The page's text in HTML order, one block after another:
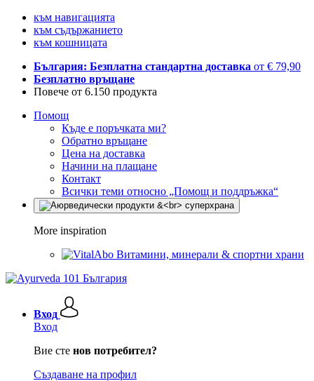
към навигацията
към съдържанието
към кошницата
България: Безплатна стандартна доставка от € 79,90
Безплатно връщане
Повече от 6.150 продукта
Помощ
Къде е поръчката ми?
Обратно връщане
Цена на доставка
Начини на плащане
Контакт
Всички теми относно „Помощ и поддръжка“
More inspiration
Витамини, минерали & спортни храни
Вход
Вход
Вие сте нов потребител?
Създаване на профил